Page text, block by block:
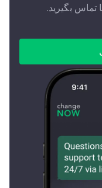
تماس بگیرید.